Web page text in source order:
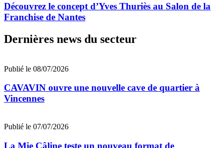
Découvrez le concept d’Yves Thuriès au Salon de la
Franchise de Nantes
Dernières news du secteur
Publié le 08/07/2026
CAVAVIN ouvre une nouvelle cave de quartier à
Vincennes
Publié le 07/07/2026
La Mie Câline teste un nouveau format de